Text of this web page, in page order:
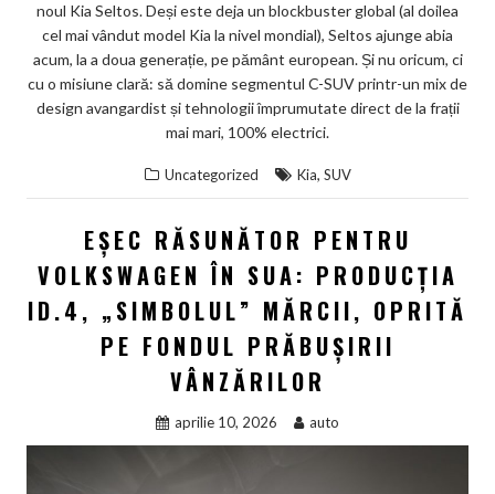
noul Kia Seltos. Deși este deja un blockbuster global (al doilea
cel mai vândut model Kia la nivel mondial), Seltos ajunge abia
acum, la a doua generație, pe pământ european. Și nu oricum, ci
cu o misiune clară: să domine segmentul C-SUV printr-un mix de
design avangardist și tehnologii împrumutate direct de la frații
mai mari, 100% electrici.
Uncategorized Kia, SUV
EȘEC RĂSUNĂTOR PENTRU
VOLKSWAGEN ÎN SUA: PRODUCȚIA
ID.4, „SIMBOLUL” MĂRCII, OPRITĂ
PE FONDUL PRĂBUȘIRII
VÂNZĂRILOR
aprilie 10, 2026 auto